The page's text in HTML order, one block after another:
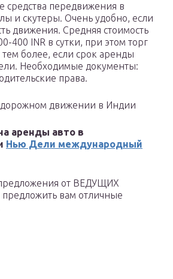
средства передвижения в
и скутеры. Очень удобно, если
движения. Средняя стоимость
400 INR в сутки, при этом торг
более, если срок аренды
Необходимые документы:
права.
дорожном движении в Индии
аренды авто в
Нью Дели международный
от ВЕДУЩИХ
вам отличные